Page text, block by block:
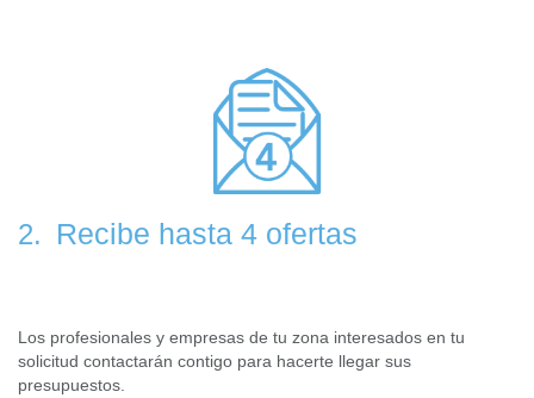
2. Recibe hasta 4 ofertas
Los profesionales y empresas de tu zona interesados en tu
solicitud contactarán contigo para hacerte llegar sus
presupuestos.